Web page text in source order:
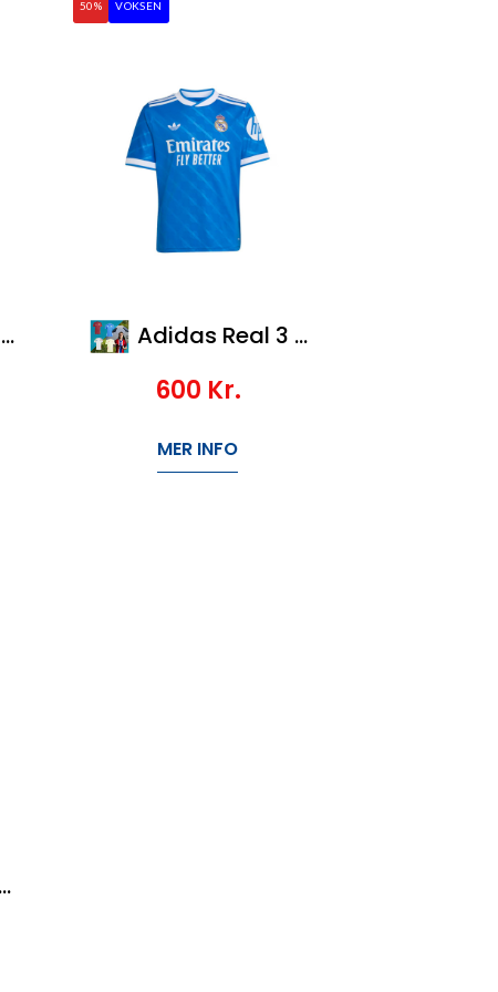
50% VOKSEN
Adidas Real 3 Jsy
600 Kr.
MER INFO